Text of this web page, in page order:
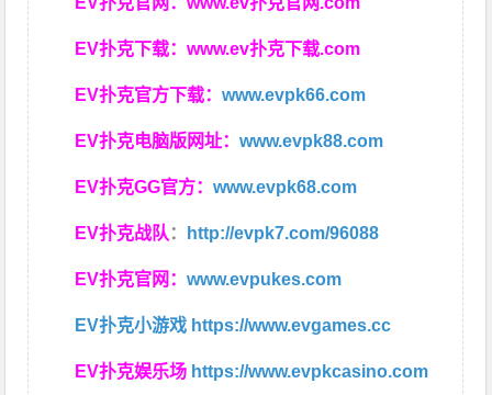
EV扑克下载：www.ev扑克下载.com
EV扑克官方下载：www.evpk66.com
EV扑克电脑版网址：www.evpk88.com
EV扑克GG官方：www.evpk68.com
EV扑克战队 ： http://evpk7.com/96088
EV扑克官网：www.evpukes.com
EV扑克小游戏 https://www.evgames.cc
EV扑克娱乐场 https://www.evpkcasino.com